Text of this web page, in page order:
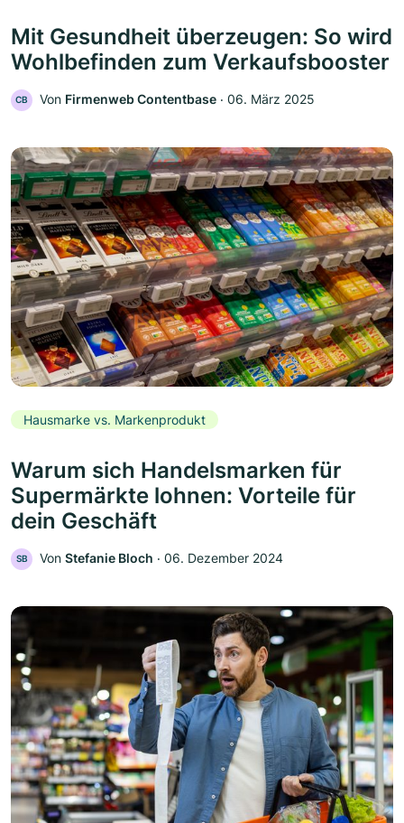
Mit Gesundheit überzeugen: So wird
Wohlbefinden zum Verkaufsbooster
CB Von Firmenweb Contentbase ‧ 06. März 2025
Hausmarke vs. Markenprodukt
Warum sich Handelsmarken für
Supermärkte lohnen: Vorteile für
dein Geschäft
SB Von Stefanie Bloch ‧ 06. Dezember 2024